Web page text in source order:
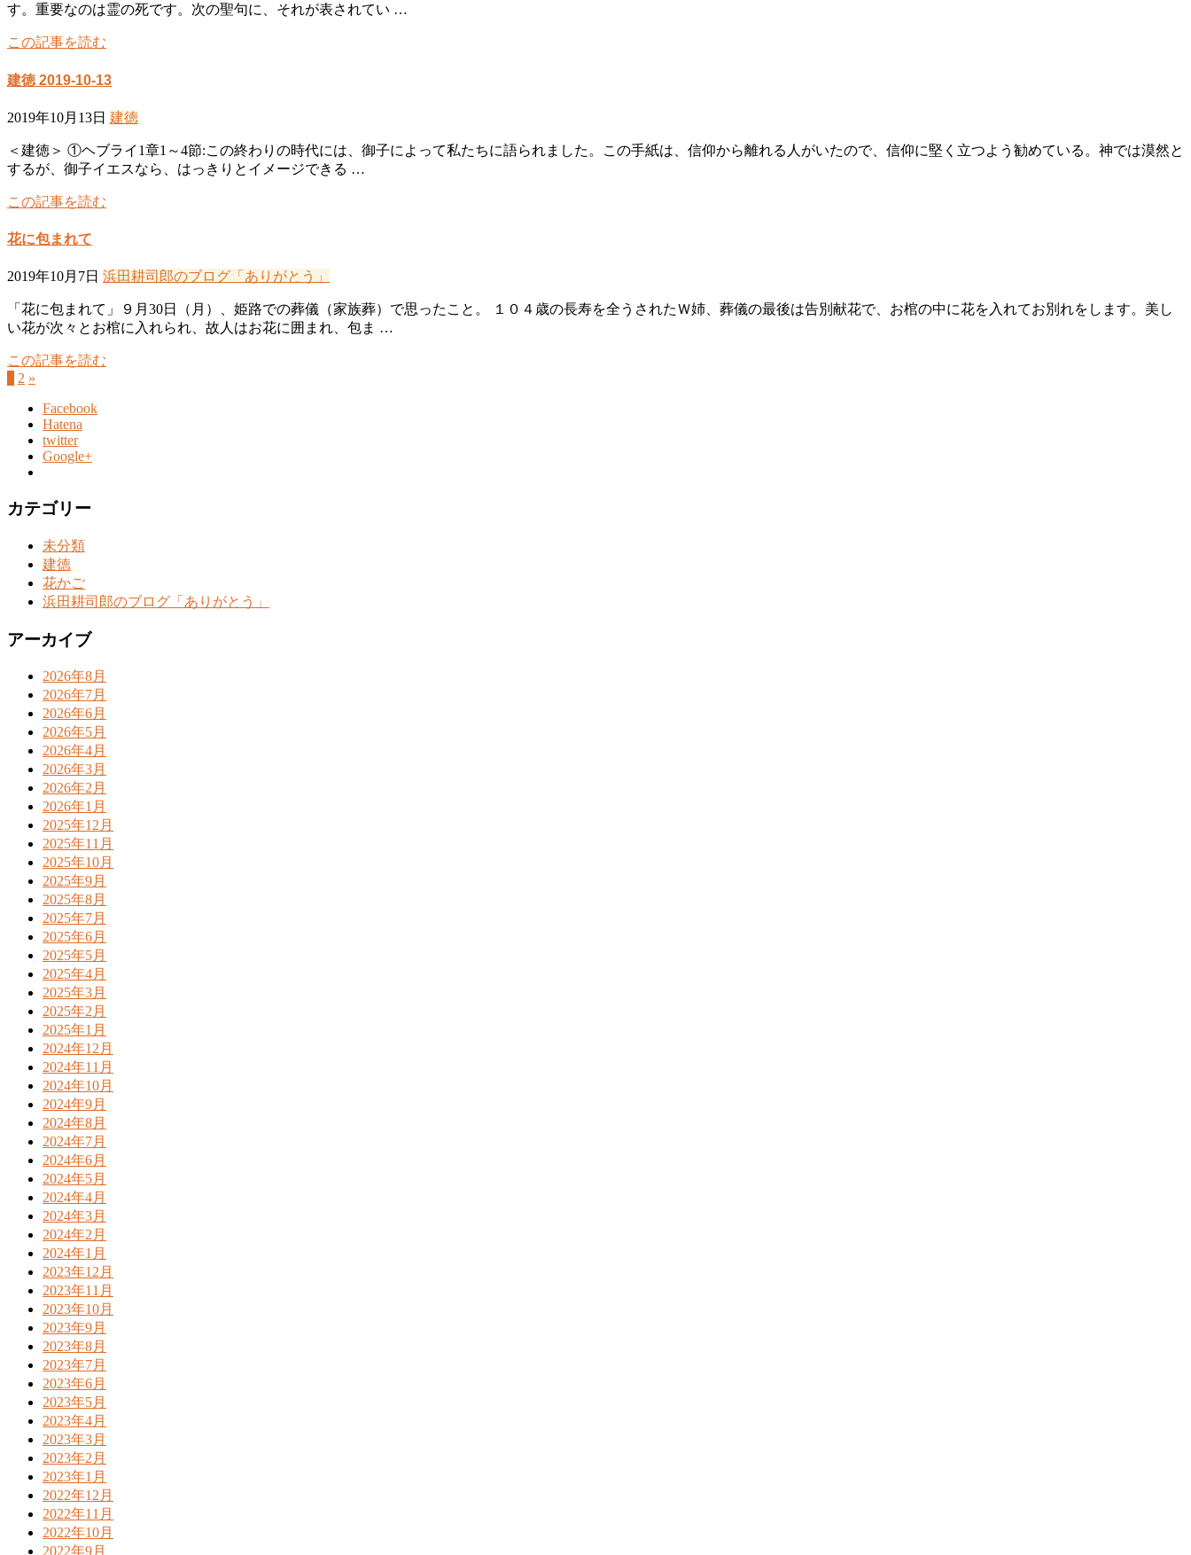
す。重要なのは霊の死です。次の聖句に、それが表されてい …
この記事を読む
建徳 2019-10-13
2019年10月13日 建徳
＜建徳＞ ①ヘブライ1章1～4節:この終わりの時代には、御子によって私たちに語られました。この手紙は、信仰から離れる人がいたので、信仰に堅く立つよう勧めている。神では漠然と
するが、御子イエスなら、はっきりとイメージできる …
この記事を読む
花に包まれて
2019年10月7日 浜田耕司郎のブログ「ありがとう」
「花に包まれて」９月30日（月）、姫路での葬儀（家族葬）で思ったこと。 １０４歳の長寿を全うされたＷ姉、葬儀の最後は告別献花で、お棺の中に花を入れてお別れをします。美し
い花が次々とお棺に入れられ、故人はお花に囲まれ、包ま …
この記事を読む
2 »
Facebook
Hatena
twitter
Google+
カテゴリー
未分類
建徳
花かご
浜田耕司郎のブログ「ありがとう」
アーカイブ
2026年8月
2026年7月
2026年6月
2026年5月
2026年4月
2026年3月
2026年2月
2026年1月
2025年12月
2025年11月
2025年10月
2025年9月
2025年8月
2025年7月
2025年6月
2025年5月
2025年4月
2025年3月
2025年2月
2025年1月
2024年12月
2024年11月
2024年10月
2024年9月
2024年8月
2024年7月
2024年6月
2024年5月
2024年4月
2024年3月
2024年2月
2024年1月
2023年12月
2023年11月
2023年10月
2023年9月
2023年8月
2023年7月
2023年6月
2023年5月
2023年4月
2023年3月
2023年2月
2023年1月
2022年12月
2022年11月
2022年10月
2022年9月